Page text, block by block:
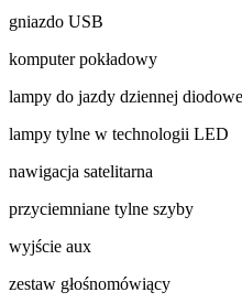
gniazdo USB
komputer pokładowy
lampy do jazdy dziennej
lampy tylne w technologii LED
nawigacja satelitarna
przyciemniane tylne szyby
wyjście aux
zestaw głośnomówiący